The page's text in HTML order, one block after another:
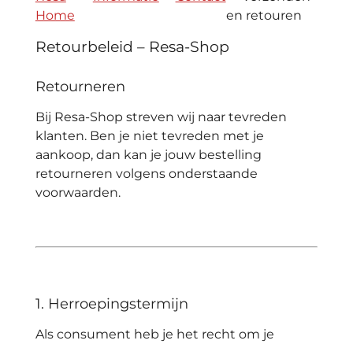
Home
en retouren
Retourbeleid – Resa-Shop
Retourneren
Bij Resa-Shop streven wij naar tevreden
klanten. Ben je niet tevreden met je
aankoop, dan kan je jouw bestelling
retourneren volgens onderstaande
voorwaarden.
1. Herroepingstermijn
Als consument heb je het recht om je